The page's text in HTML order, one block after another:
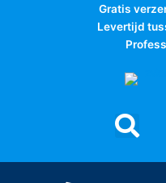
Gratis
Levertijd